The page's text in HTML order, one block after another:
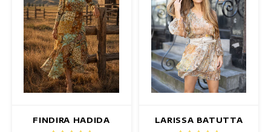
FINDIRA HADIDA
LARISSA BATUTTA